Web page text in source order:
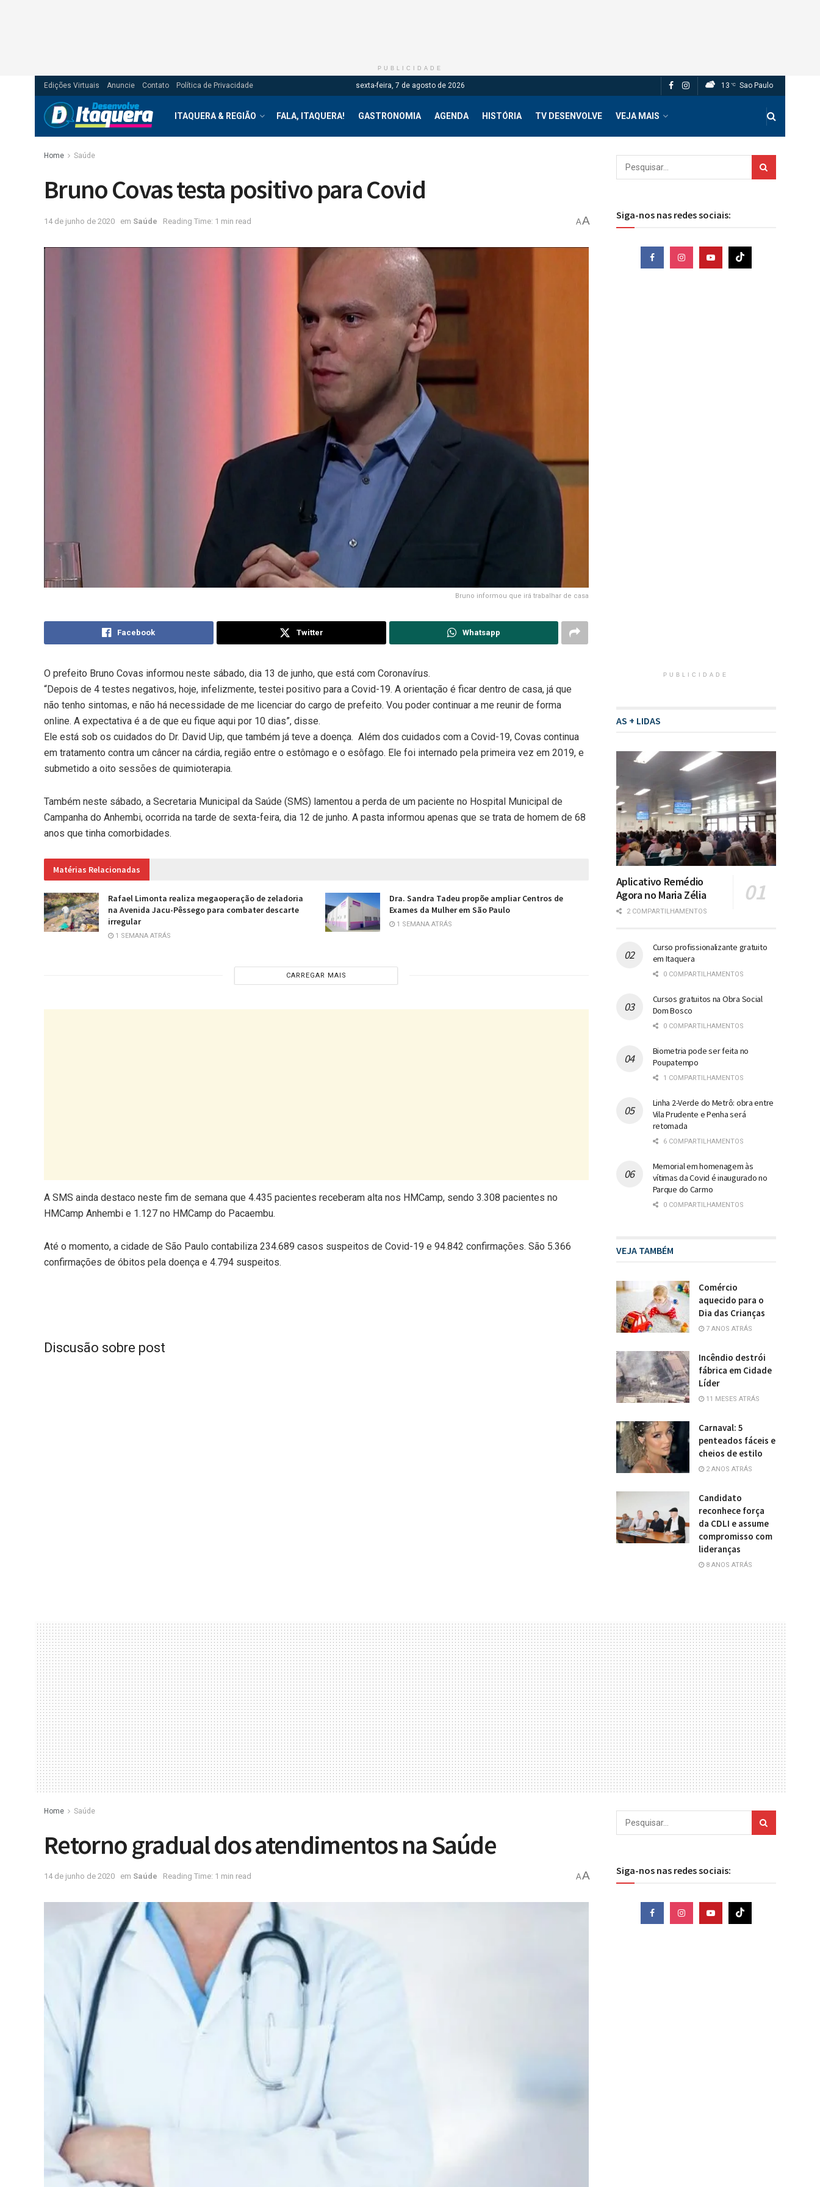
PUBLICIDADE
Edições Virtuais Anuncie Contato Política de Privacidade sexta-feira, 7 de agosto de 2026 13 °C Sao Paulo
ITAQUERA & REGIÃO FALA, ITAQUERA! GASTRONOMIA AGENDA HISTÓRIA TV DESENVOLVE VEJA MAIS
Home Saúde
Bruno Covas testa positivo para Covid
14 de junho de 2020 em Saúde Reading Time: 1 min read AA
Bruno informou que irá trabalhar de casa
Facebook Twitter Whatsapp
O prefeito Bruno Covas informou neste sábado, dia 13 de junho, que está com Coronavírus.
“Depois de 4 testes negativos, hoje, infelizmente, testei positivo para a Covid-19. A orientação é ficar dentro de casa, já que
não tenho sintomas, e não há necessidade de me licenciar do cargo de prefeito. Vou poder continuar a me reunir de forma
online. A expectativa é a de que eu fique aqui por 10 dias”, disse.
Ele está sob os cuidados do Dr. David Uip, que também já teve a doença. Além dos cuidados com a Covid-19, Covas continua
em tratamento contra um câncer na cárdia, região entre o estômago e o esôfago. Ele foi internado pela primeira vez em 2019, e
submetido a oito sessões de quimioterapia.
Também neste sábado, a Secretaria Municipal da Saúde (SMS) lamentou a perda de um paciente no Hospital Municipal de
Campanha do Anhembi, ocorrida na tarde de sexta-feira, dia 12 de junho. A pasta informou apenas que se trata de homem de 68
anos que tinha comorbidades.
Matérias Relacionadas
Rafael Limonta realiza megaoperação de zeladoria
na Avenida Jacu-Pêssego para combater descarte
irregular
1 SEMANA ATRÁS
Dra. Sandra Tadeu propõe ampliar Centros de
Exames da Mulher em São Paulo
1 SEMANA ATRÁS
CARREGAR MAIS
A SMS ainda destaco neste fim de semana que 4.435 pacientes receberam alta nos HMCamp, sendo 3.308 pacientes no
HMCamp Anhembi e 1.127 no HMCamp do Pacaembu.
Até o momento, a cidade de São Paulo contabiliza 234.689 casos suspeitos de Covid-19 e 94.842 confirmações. São 5.366
confirmações de óbitos pela doença e 4.794 suspeitos.
Discusão sobre post
Siga-nos nas redes sociais:
PUBLICIDADE
AS + LIDAS
Aplicativo Remédio
Agora no Maria Zélia
2 COMPARTILHAMENTOS
Curso profissionalizante gratuito
em Itaquera
0 COMPARTILHAMENTOS
Cursos gratuitos na Obra Social
Dom Bosco
0 COMPARTILHAMENTOS
Biometria pode ser feita no
Poupatempo
1 COMPARTILHAMENTOS
Linha 2-Verde do Metrô: obra entre
Vila Prudente e Penha será
retomada
6 COMPARTILHAMENTOS
Memorial em homenagem às
vítimas da Covid é inaugurado no
Parque do Carmo
0 COMPARTILHAMENTOS
VEJA TAMBÉM
Comércio
aquecido para o
Dia das Crianças
7 ANOS ATRÁS
Incêndio destrói
fábrica em Cidade
Líder
11 MESES ATRÁS
Carnaval: 5
penteados fáceis e
cheios de estilo
2 ANOS ATRÁS
Candidato
reconhece força
da CDLI e assume
compromisso com
lideranças
8 ANOS ATRÁS
Home Saúde
Retorno gradual dos atendimentos na Saúde
14 de junho de 2020 em Saúde Reading Time: 1 min read AA Siga-nos nas redes sociais: